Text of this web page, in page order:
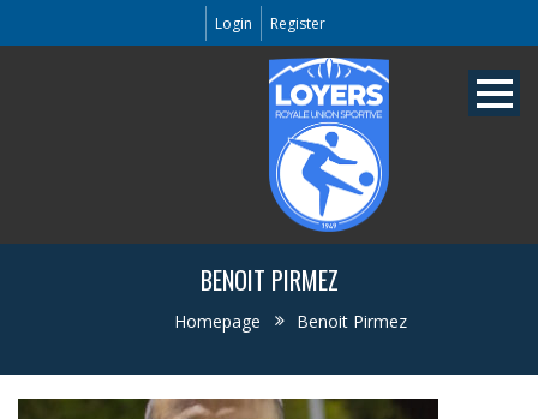
Login Register
BENOIT PIRMEZ
Homepage Benoit Pirmez